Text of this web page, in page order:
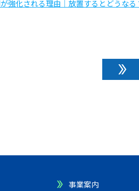
強化される理由｜放置するとどうなる
事業案内